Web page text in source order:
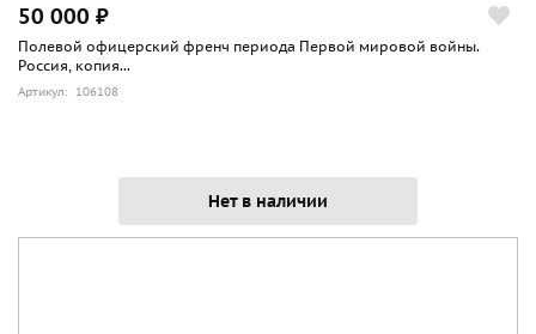
50 000 ₽
Полевой офицерский френч периода Первой мировой войны.
Россия, копия...
Артикул: 106108
Нет в наличии